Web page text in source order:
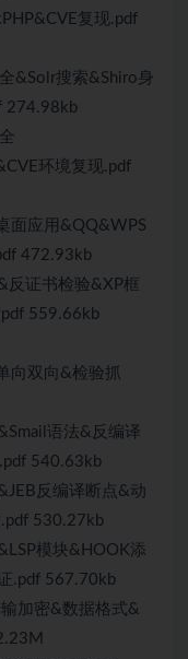
复现.pdf
&Solr搜索&Shiro身
274.98kb
环境复现.pdf
面应用&QQ&WPS
472.93kb
反证书检验&XP框
559.66kb
向双向&检验抓
语法&反编译
540.63kb
反编译断点&动
530.27kb
模块&HOOK添
.pdf 567.70kb
加密&数据格式&